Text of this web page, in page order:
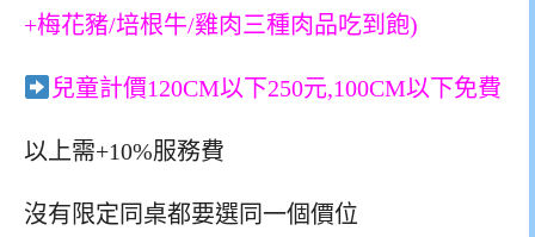
+梅花豬/培根牛/雞肉三種肉品吃到飽)
兒童計價120CM以下250元,100CM以下免費
以上需+10%服務費
沒有限定同桌都要選同一個價位